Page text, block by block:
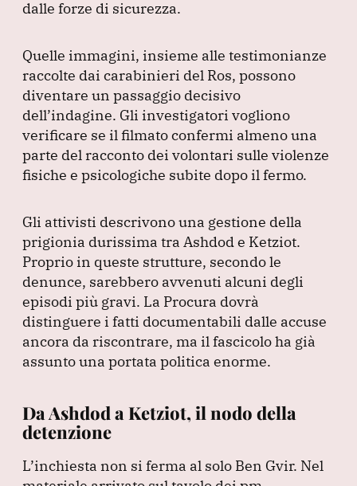
dalle forze di sicurezza.
Quelle immagini, insieme alle testimonianze
raccolte dai carabinieri del Ros, possono
diventare un passaggio decisivo
dell’indagine. Gli investigatori vogliono
verificare se il filmato confermi almeno una
parte del racconto dei volontari sulle violenze
fisiche e psicologiche subite dopo il fermo.
Gli attivisti descrivono una gestione della
prigionia durissima tra Ashdod e Ketziot.
Proprio in queste strutture, secondo le
denunce, sarebbero avvenuti alcuni degli
episodi più gravi. La Procura dovrà
distinguere i fatti documentabili dalle accuse
ancora da riscontrare, ma il fascicolo ha già
assunto una portata politica enorme.
Da Ashdod a Ketziot, il nodo della
detenzione
L’inchiesta non si ferma al solo Ben Gvir. Nel